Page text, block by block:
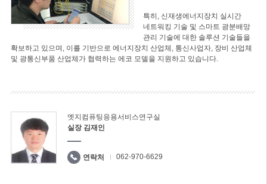
특히, 신재생에너지장치 실시간
네트워킹 기술 및 스마트 광분배망
관리 기술에 대한 솔루션 기술들을
확보하고 있으며, 이를 기반으로 에너지장치 산업체, 통신사업자, 장비 산업체
및 광통신부품 산업체가 협력하는 에코 모델을 지원하고 있습니다.
엣지컴퓨팅응용서비스연구실
실장 김재인
연락처 062-970-6629